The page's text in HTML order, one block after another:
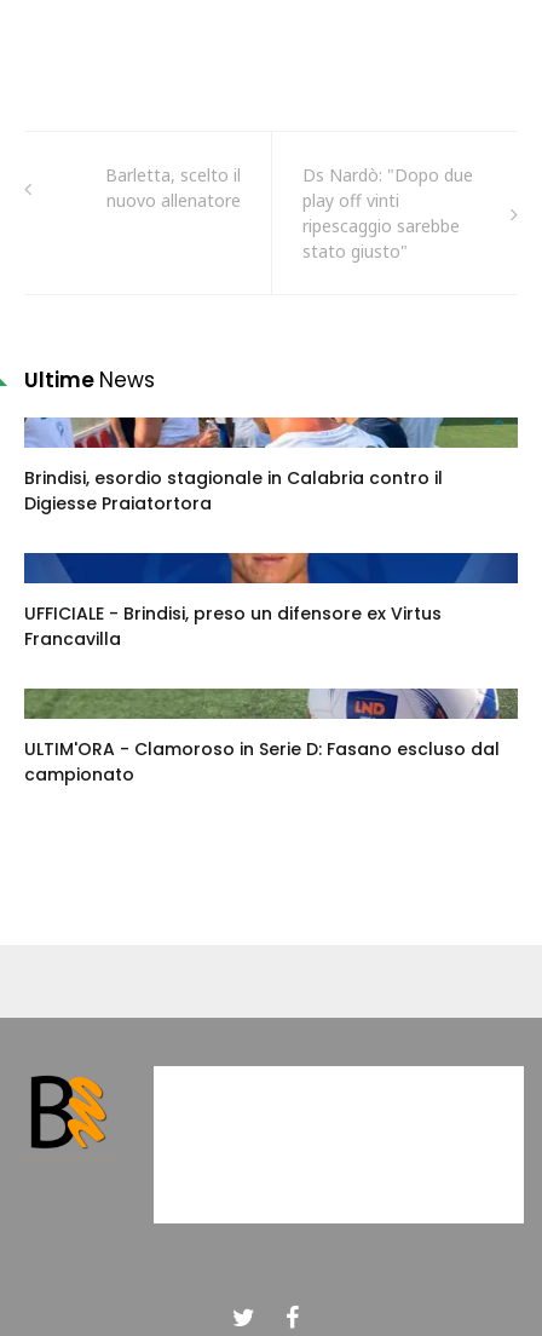
Barletta, scelto il
nuovo allenatore
Ds Nardò: "Dopo due
play off vinti
ripescaggio sarebbe
stato giusto"
Ultime News
Brindisi, esordio stagionale in Calabria contro il
Digiesse Praiatortora
UFFICIALE - Brindisi, preso un difensore ex Virtus
Francavilla
ULTIM'ORA - Clamoroso in Serie D: Fasano escluso dal
campionato